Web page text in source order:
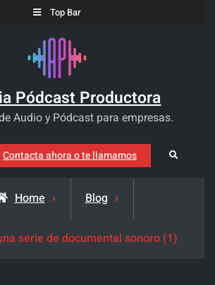
Top Bar
Pódcast Productora
Audio y Pódcast para empresas.
Search
Contacta ahora o te llamamos
Home Blog
serie de documental sonoro (1)